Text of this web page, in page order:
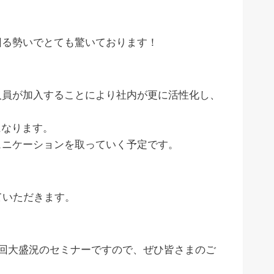
勢いでとても驚いております！
が加入することにより社内が更に活性化し、
ります。
ケーションを取っていく予定です。
ただきます。
大盛況のセミナーですので、ぜひ皆さまのご